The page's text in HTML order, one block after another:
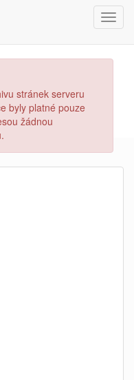
stránek serveru
byly platné pouze
žádnou